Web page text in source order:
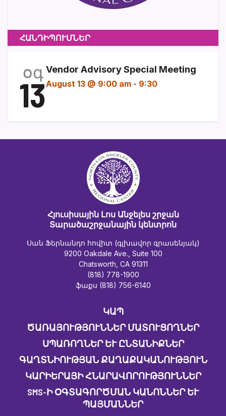
ՀԱՆԴԻՊՈՒՄՆԵՐ
օգ
13
Vendor Advisory Special Meeting
August 13 @ 9:00 am - 9:30
Հյուսիսային Լոս Անջելես շրջան
Տարածաշրջանային կենտրոն
Սան Ֆերնանդո հովիտ (գլխավոր գրասենյակ)
9200 Oakdale Ave., Suite 100
Chatsworth, CA 91311
(818) 778-1900
ֆաքս (818) 756-6140
ԿԱՊ
ԾԱՌԱՅՈՒԹՅՈՒՆՆԵՐ ՄԱՏՈՒՑՈՂՆԵՐ
ՍՊԱՌՈՂՆԵՐ ԵՒ ԸՆՏԱՆԻՔՆԵՐ
ԳԱՂՏՆԻՈՒԹՅԱՆ ՔԱՂԱՔԱԿԱՆՈՒԹՅՈՒՆ
ԿԱՐԻԵՐԱՅԻ ՀՆԱՐԱՎՈՐՈՒԹՅՈՒՆՆԵՐ
SMS-Ի ՕԳՏԱԳՈՐԾՄԱՆ ԿԱՆՈՆՆԵՐ ԵՒ Պ
ԱՅՄԱՆՆԵՐ